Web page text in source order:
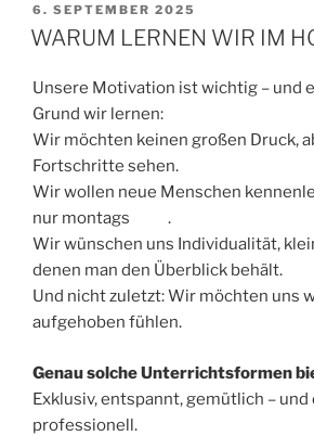
VERÖFFENTLICHT
AM
6. SEPTEMBER 2025
WARUM LERNEN WIR IM
Unsere Motivation ist wichtig – und
Grund wir lernen:
Wir möchten keinen großen Druck,
Fortschritte sehen.
Wir wollen neue Menschen
nur montags
.
Wir wünschen uns Individualität,
denen man den Überblick behält.
Und nicht zuletzt: Wir möchten uns
aufgehoben fühlen.
Genau solche Unterrichtsformen
Exklusiv, entspannt, gemütlich – und
professionell.